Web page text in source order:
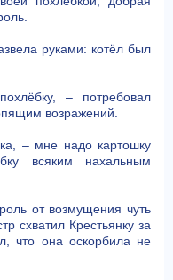
руками: котёл был
– потребовал
возражений.
– мне надо картошку
всяким нахальным
от возмущения чуть
схватил Крестьянку за
что она оскорбила не